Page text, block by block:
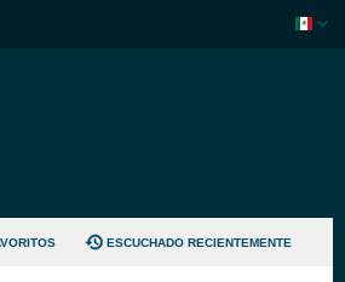
ESCUCHADO RECIENTEMENTE